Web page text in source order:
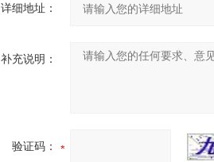
详细地址：
补充说明：
验证码：